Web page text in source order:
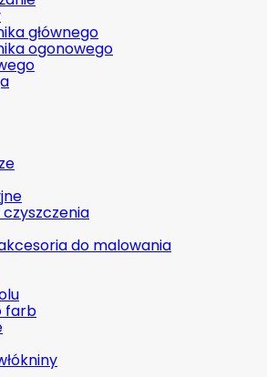
głównego
ogonowego
do malowania
farb